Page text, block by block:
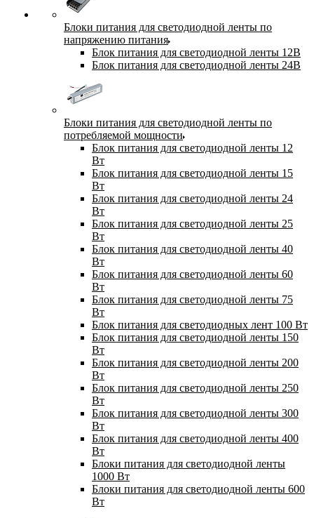
Блоки питания для светодиодной ленты по
напряжению питания
Блок питания для светодиодной ленты 12В
Блок питания для светодиодной ленты 24В
Блоки питания для светодиодной ленты по
потребляемой мощности
Блок питания для светодиодной ленты 12
Вт
Блок питания для светодиодной ленты 15
Вт
Блок питания для светодиодной ленты 24
Вт
Блок питания для светодиодной ленты 25
Вт
Блок питания для светодиодной ленты 40
Вт
Блок питания для светодиодной ленты 60
Вт
Блок питания для светодиодной ленты 75
Вт
Блок питания для светодиодных лент 100 Вт
Блок питания для светодиодной ленты 150
Вт
Блок питания для светодиодной ленты 200
Вт
Блок питания для светодиодной ленты 250
Вт
Блок питания для светодиодной ленты 300
Вт
Блок питания для светодиодной ленты 400
Вт
Блоки питания для светодиодной ленты
1000 Вт
Блоки питания для светодиодной ленты 600
Вт